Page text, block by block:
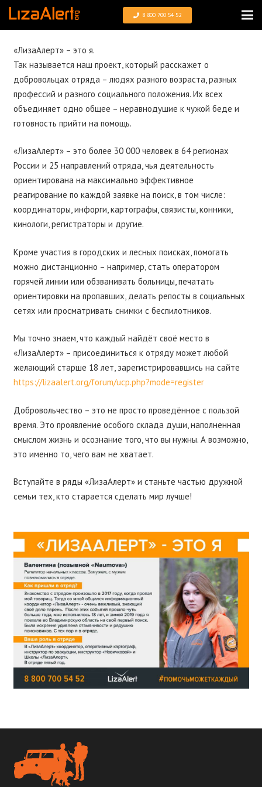
8 800 700 54 52
«ЛизаАлерт» – это я.
Так называется наш проект, который расскажет о
добровольцах отряда – людях разного возраста, разных
профессий и разного социального положения. Их всех
объединяет одно общее – неравнодушие к чужой беде и
готовность прийти на помощь.
«ЛизаАлерт» – это более 30 000 человек в 64 регионах
России и 25 направлений отряда, чья деятельность
ориентирована на максимально эффективное
реагирование по каждой заявке на поиск, в том числе:
координаторы, инфорги, картографы, связисты, конники,
кинологи, регистраторы и другие.
Кроме участия в городских и лесных поисках, помогать
можно дистанционно – например, стать оператором
горячей линии или обзванивать больницы, печатать
ориентировки на пропавших, делать репосты в социальных
сетях или просматривать снимки с беспилотников.
Мы точно знаем, что каждый найдёт своё место в
«ЛизаАлерт» – присоединиться к отряду может любой
желающий старше 18 лет, зарегистрировавшись на сайте
https://lizaalert.org/forum/ucp.php?mode=register
Добровольчество – это не просто проведённое с пользой
время. Это проявление особого склада души, наполненная
смыслом жизнь и осознание того, что вы нужны. А возможно,
это именно то, чего вам не хватает.
Вступайте в ряды «ЛизаАлерт» и станьте частью дружной
семьи тех, кто старается сделать мир лучше!